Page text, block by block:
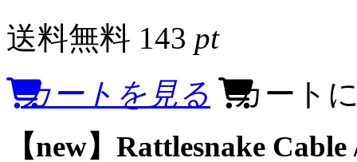
送料無料 143 pt
カートを見る
カート
【new】Rattlesnake